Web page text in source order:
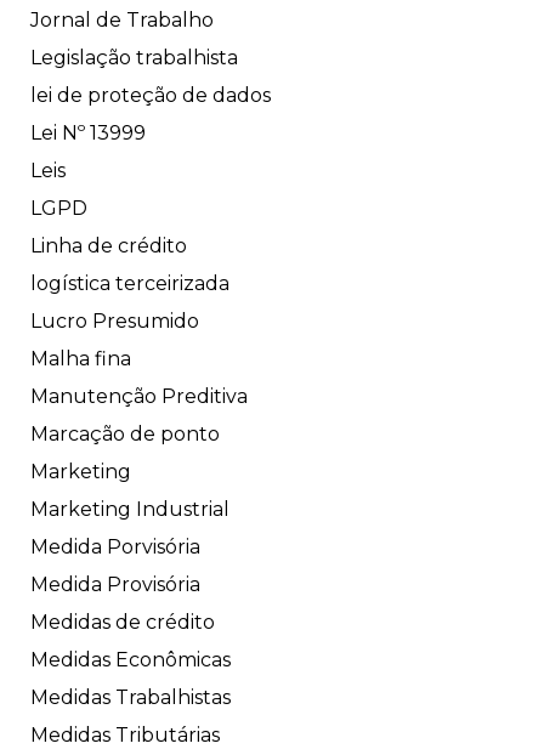
Jornal de Trabalho
Legislação trabalhista
lei de proteção de dados
Lei Nº 13999
Leis
LGPD
Linha de crédito
logística terceirizada
Lucro Presumido
Malha fina
Manutenção Preditiva
Marcação de ponto
Marketing
Marketing Industrial
Medida Porvisória
Medida Provisória
Medidas de crédito
Medidas Econômicas
Medidas Trabalhistas
Medidas Tributárias